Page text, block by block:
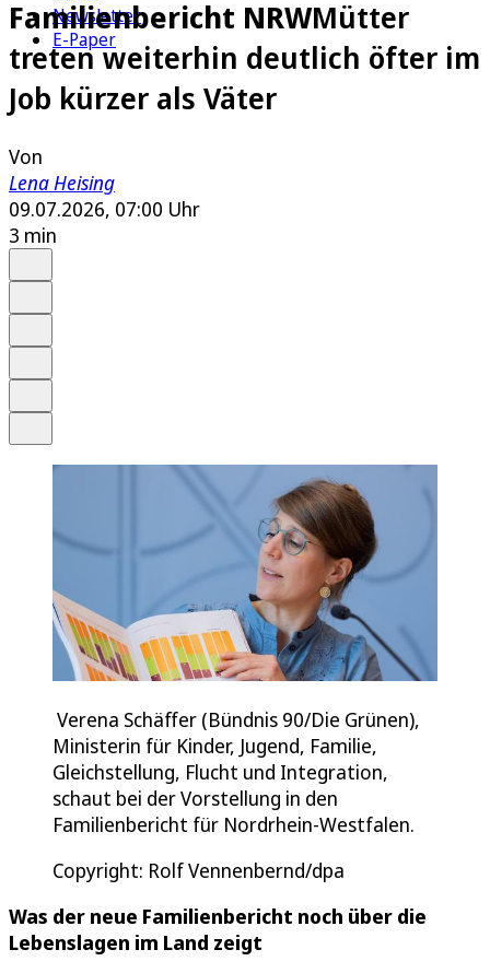
Newsletter
E-Paper
Familienbericht NRWMütter
treten weiterhin deutlich öfter im
Job kürzer als Väter
Von
Lena Heising
09.07.2026, 07:00 Uhr
3 min
Verena Schäffer (Bündnis 90/Die Grünen),
Ministerin für Kinder, Jugend, Familie,
Gleichstellung, Flucht und Integration,
schaut bei der Vorstellung in den
Familienbericht für Nordrhein-Westfalen.
Copyright: Rolf Vennenbernd/dpa
Was der neue Familienbericht noch über die
Lebenslagen im Land zeigt